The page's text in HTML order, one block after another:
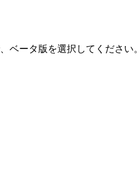
ータ版を選択してください。